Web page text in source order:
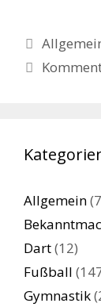
Allgemein
Dart(12)
Fußball
Gymnastik